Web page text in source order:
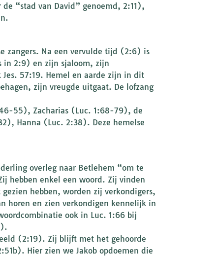
“stad van David” genoemd, 2:11),
zangers. Na een vervulde tijd (2:6) is
in 2:9) en zijn sjaloom, zijn
57:19. Hemel en aarde zijn in dit
zijn vreugde uitgaat. De lofzang
55), Zacharias (Luc. 1:68-79), de
Hanna (Luc. 2:38). Deze hemelse
overleg naar Betlehem “om te
hebben enkel een woord. Zij vinden
hebben, worden zij verkondigers,
horen en zien verkondigen kennelijk in
ook in Luc. 1:66 bij
(2:19). Zij blijft met het gehoorde
Hier zien we Jakob opdoemen die